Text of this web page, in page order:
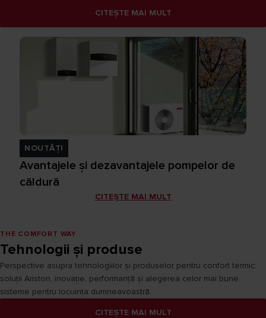
CITEȘTE MAI MULT
NOUTĂȚI
Avantajele și dezavantajele pompelor de
căldură
CITEȘTE MAI MULT
THE COMFORT WAY
Tehnologii și produse
Perspective asupra tehnologiilor și produselor pentru confort termic:
soluții Ariston, inovație, performanță și alegerea celor mai bune
sisteme pentru locuința dumneavoastră.
CITEȘTE MAI MULT